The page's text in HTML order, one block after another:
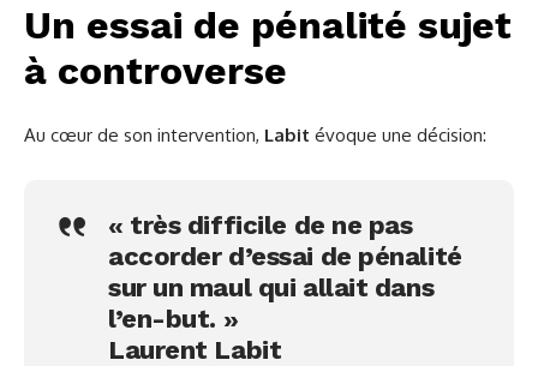
Un essai de pénalité sujet
à controverse
Au cœur de son intervention, Labit évoque une décision:
« très difficile de ne pas
accorder d’essai de pénalité
sur un maul qui allait dans
l’en-but. »
Laurent Labit